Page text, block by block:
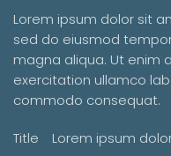
Lorem ipsum dolor sit
sed do eiusmod
magna aliqua. Ut enim
exercitation ullamco
commodo consequat.
Title
Lorem ipsum